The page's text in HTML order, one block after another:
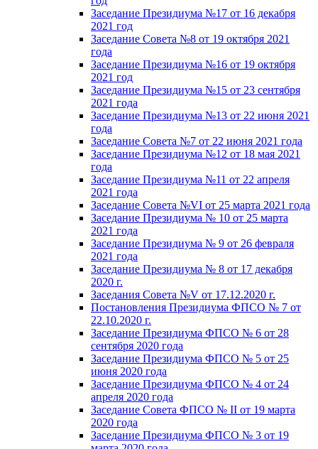
Заседание Президиума №17 от 16 декабря
2021 год
Заседание Совета №8 от 19 октября 2021
года
Заседание Президиума №16 от 19 октября
2021 год
Заседание Президиума №15 от 23 сентября
2021 года
Заседание Президиума №13 от 22 июня 2021
года
Заседание Совета №7 от 22 июня 2021 года
Заседание Президиума №12 от 18 мая 2021
года
Заседание Президиума №11 от 22 апреля
2021 года
Заседание Совета №VI от 25 марта 2021 года
Заседание Президиума № 10 от 25 марта
2021 года
Заседание Президиума № 9 от 26 февраля
2021 года
Заседание Президиума № 8 от 17 декабря
2020 г.
Заседания Совета №V от 17.12.2020 г.
Постановления Президиума ФПСО № 7 от
22.10.2020 г.
Заседание Президиума ФПСО № 6 от 28
сентября 2020 года
Заседание Президиума ФПСО № 5 от 25
июня 2020 года
Заседание Президиума ФПСО № 4 от 24
апреля 2020 года
Заседание Совета ФПСО № II от 19 марта
2020 года
Заседание Президиума ФПСО № 3 от 19